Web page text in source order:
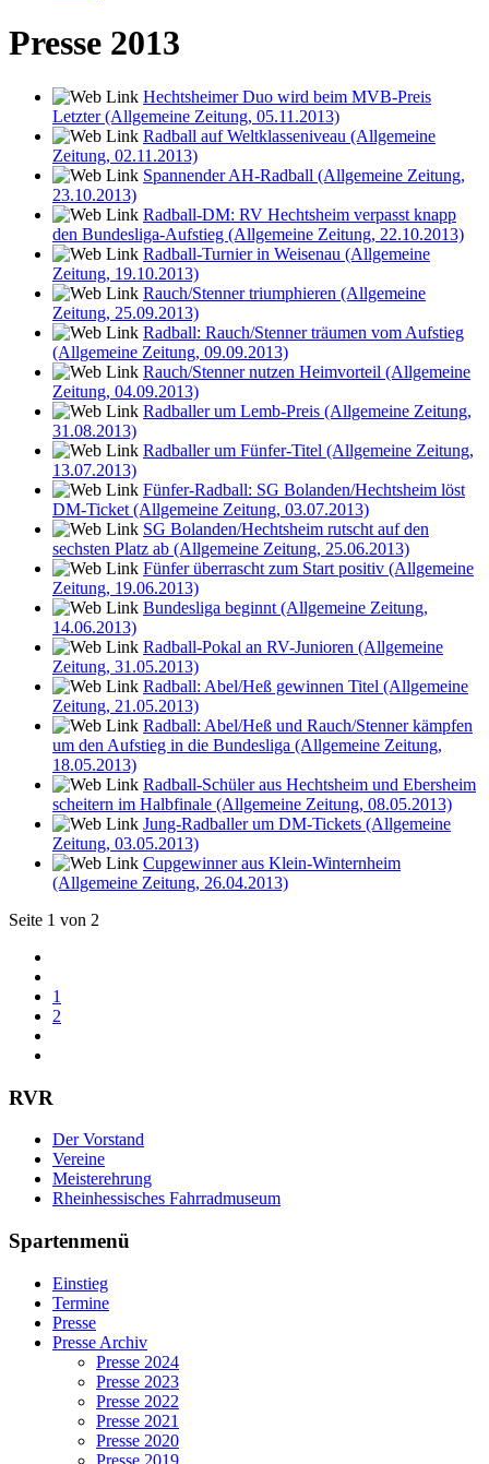
Presse 2013
Hechtsheimer Duo wird beim MVB-Preis
Letzter (Allgemeine Zeitung, 05.11.2013)
Radball auf Weltklasseniveau (Allgemeine
Zeitung, 02.11.2013)
Spannender AH-Radball (Allgemeine Zeitung,
23.10.2013)
Radball-DM: RV Hechtsheim verpasst knapp
den Bundesliga-Aufstieg (Allgemeine Zeitung, 22.10.2013)
Radball-Turnier in Weisenau (Allgemeine
Zeitung, 19.10.2013)
Rauch/Stenner triumphieren (Allgemeine
Zeitung, 25.09.2013)
Radball: Rauch/Stenner träumen vom Aufstieg
(Allgemeine Zeitung, 09.09.2013)
Rauch/Stenner nutzen Heimvorteil (Allgemeine
Zeitung, 04.09.2013)
Radballer um Lemb-Preis (Allgemeine Zeitung,
31.08.2013)
Radballer um Fünfer-Titel (Allgemeine Zeitung,
13.07.2013)
Fünfer-Radball: SG Bolanden/Hechtsheim löst
DM-Ticket (Allgemeine Zeitung, 03.07.2013)
SG Bolanden/Hechtsheim rutscht auf den
sechsten Platz ab (Allgemeine Zeitung, 25.06.2013)
Fünfer überrascht zum Start positiv (Allgemeine
Zeitung, 19.06.2013)
Bundesliga beginnt (Allgemeine Zeitung,
14.06.2013)
Radball-Pokal an RV-Junioren (Allgemeine
Zeitung, 31.05.2013)
Radball: Abel/Heß gewinnen Titel (Allgemeine
Zeitung, 21.05.2013)
Radball: Abel/Heß und Rauch/Stenner kämpfen
um den Aufstieg in die Bundesliga (Allgemeine Zeitung,
18.05.2013)
Radball-Schüler aus Hechtsheim und Ebersheim
scheitern im Halbfinale (Allgemeine Zeitung, 08.05.2013)
Jung-Radballer um DM-Tickets (Allgemeine
Zeitung, 03.05.2013)
Cupgewinner aus Klein-Winternheim
(Allgemeine Zeitung, 26.04.2013)
Seite 1 von 2
1
2
RVR
Der Vorstand
Vereine
Meisterehrung
Rheinhessisches Fahrradmuseum
Spartenmenü
Einstieg
Termine
Presse
Presse Archiv
Presse 2024
Presse 2023
Presse 2022
Presse 2021
Presse 2020
Presse 2019